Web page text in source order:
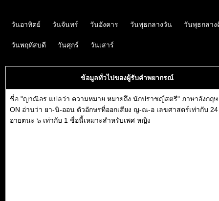
วันอาทิตย์ วันจันทร์ วันอังคาร วันพุธกลางวัน วันพุธกลา
วันพฤหัสบดี วันศุกร์ วันเสาร์
ข้อมูลทั่วไปของผู้รับคำพยากรณ์
ชื่อ "ญาณิอร แปลว่า ความหมาย หมายถึง นักปราชญ์สตรี" ภาษาอังกฤษ
ON อ่านว่า ยา-นิ-ออน ตัวอักษรที่ออกเสียง ญ-ณ-อ เลขศาสตร์เท่ากับ 24
อายตนะ ๖ เท่ากับ 1 ชื่อนี้เหมาะสำหรับเพศ หญิง